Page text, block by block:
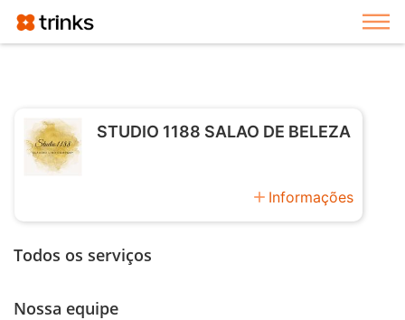
STUDIO 1188 SALAO DE BELEZA
add Informações
Todos os serviços
Nossa equipe